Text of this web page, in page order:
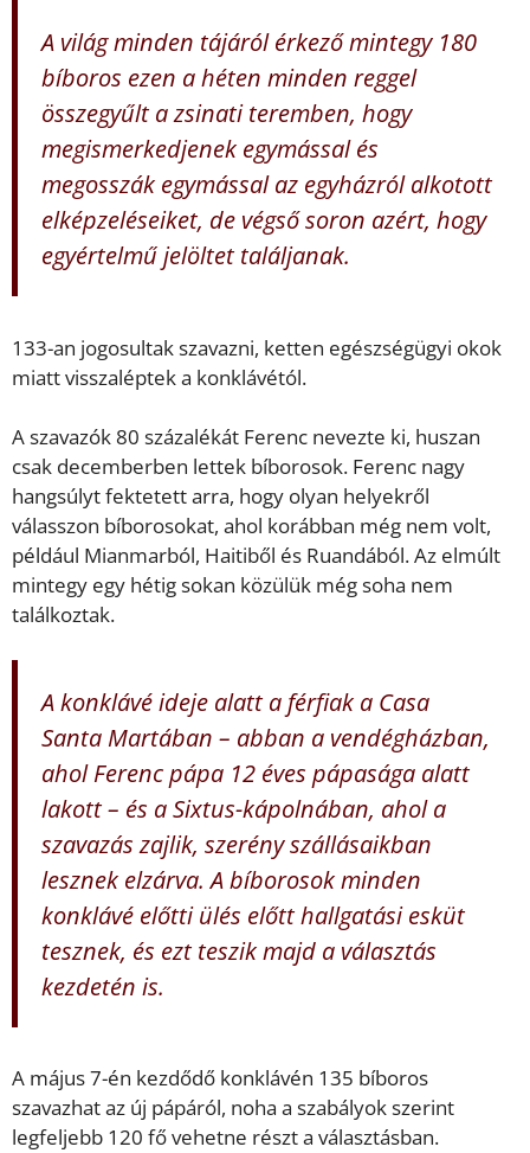
A világ minden tájáról érkező mintegy 180
bíboros ezen a héten minden reggel
összegyűlt a zsinati teremben, hogy
megismerkedjenek egymással és
megosszák egymással az egyházról alkotott
elképzeléseiket, de végső soron azért, hogy
egyértelmű jelöltet találjanak.
133-an jogosultak szavazni, ketten egészségügyi okok
miatt visszaléptek a konklávétól.
A szavazók 80 százalékát Ferenc nevezte ki, huszan
csak decemberben lettek bíborosok. Ferenc nagy
hangsúlyt fektetett arra, hogy olyan helyekről
válasszon bíborosokat, ahol korábban még nem volt,
például Mianmarból, Haitiből és Ruandából. Az elmúlt
mintegy egy hétig sokan közülük még soha nem
találkoztak.
A konklávé ideje alatt a férfiak a Casa
Santa Martában – abban a vendégházban,
ahol Ferenc pápa 12 éves pápasága alatt
lakott – és a Sixtus-kápolnában, ahol a
szavazás zajlik, szerény szállásaikban
lesznek elzárva. A bíborosok minden
konklávé előtti ülés előtt hallgatási esküt
tesznek, és ezt teszik majd a választás
kezdetén is.
A május 7-én kezdődő konklávén 135 bíboros
szavazhat az új pápáról, noha a szabályok szerint
legfeljebb 120 fő vehetne részt a választásban.